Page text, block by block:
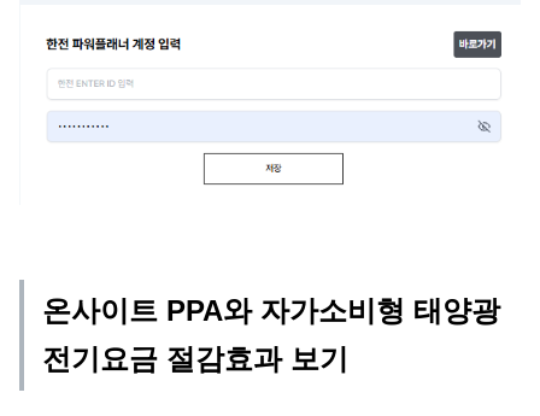
온사이트 PPA와 자가소비형 태양광
전기요금 절감효과 보기